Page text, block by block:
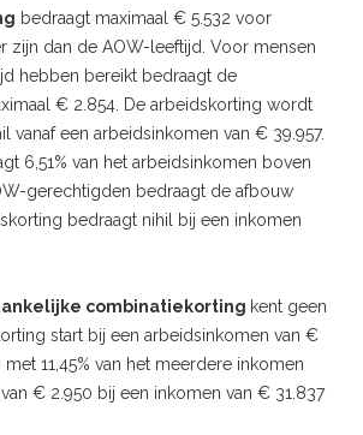
bedraagt maximaal € 5.532 voor
zijn dan de AOW-leeftijd. Voor mensen
hebben bereikt bedraagt de
€ 2.854. De arbeidskorting wordt
vanaf een arbeidsinkomen van € 39.957.
6,51% van het arbeidsinkomen boven
gerechtigden bedraagt de afbouw
bedraagt nihil bij een inkomen
combinatiekorting kent geen
start bij een arbeidsinkomen van €
11,45% van het meerdere inkomen
€ 2.950 bij een inkomen van € 31.837